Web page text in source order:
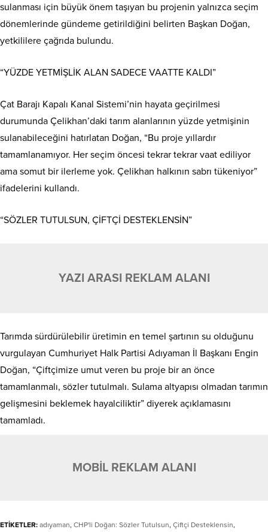
sulanması için büyük önem taşıyan bu projenin yalnızca seçim
dönemlerinde gündeme getirildiğini belirten Başkan Doğan,
yetkililere çağrıda bulundu.
“YÜZDE YETMİŞLİK ALAN SADECE VAATTE KALDI”
Çat Barajı Kapalı Kanal Sistemi’nin hayata geçirilmesi
durumunda Çelikhan’daki tarım alanlarının yüzde yetmişinin
sulanabileceğini hatırlatan Doğan, “Bu proje yıllardır
tamamlanamıyor. Her seçim öncesi tekrar tekrar vaat ediliyor
ama somut bir ilerleme yok. Çelikhan halkının sabrı tükeniyor”
ifadelerini kullandı.
“SÖZLER TUTULSUN, ÇİFTÇİ DESTEKLENSİN”
YAZI ARASI REKLAM ALANI
Tarımda sürdürülebilir üretimin en temel şartının su olduğunu
vurgulayan Cumhuriyet Halk Partisi Adıyaman İl Başkanı Engin
Doğan, “Çiftçimize umut veren bu proje bir an önce
tamamlanmalı, sözler tutulmalı. Sulama altyapısı olmadan tarımın
gelişmesini beklemek hayalciliktir” diyerek açıklamasını
tamamladı.
MOBİL REKLAM ALANI
ETİKETLER: adıyaman, CHP'li Doğan: Sözler Tutulsun, Çiftçi Desteklensin,